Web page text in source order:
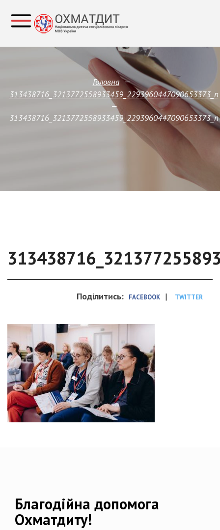
Головна —
313438716_3213772558933459_2293960447090653373_n
—
313438716_3213772558933459_2293960447090653373_n
Поділитись: FACEBOOK | TWITTER
Благодійна допомога
Охматдиту!